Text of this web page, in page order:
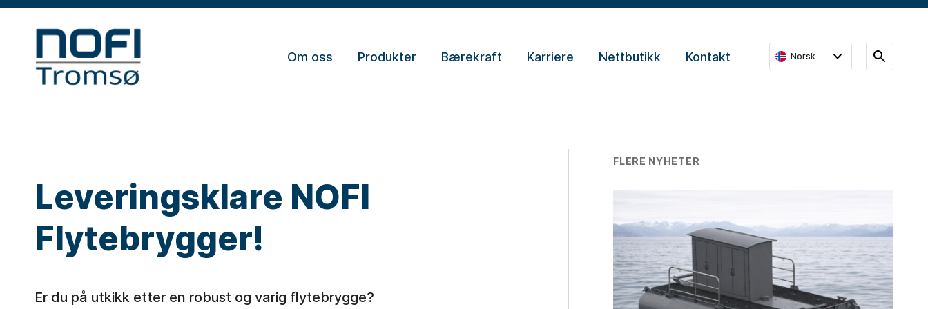
Om oss Produkter Bærekraft Karriere Nettbutikk Kontakt Norsk
Leveringsklare NOFI
Flytebrygger!
Er du på utkikk etter en robust og varig flytebrygge?
FLERE NYHETER